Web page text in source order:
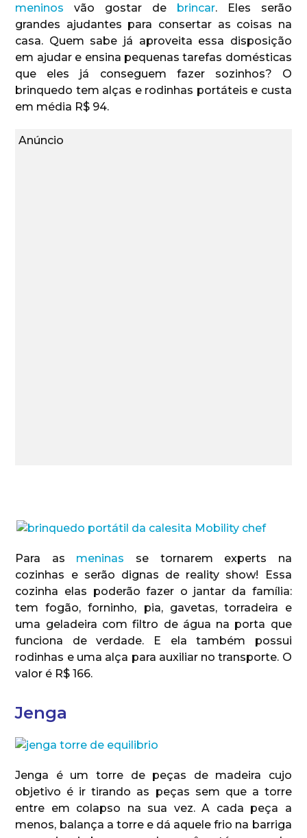
meninos vão gostar de brincar. Eles serão
grandes ajudantes para consertar as coisas na
casa. Quem sabe já aproveita essa disposição
em ajudar e ensina pequenas tarefas domésticas
que eles já conseguem fazer sozinhos? O
brinquedo tem alças e rodinhas portáteis e custa
em média R$ 94.
Anúncio
Para as meninas se tornarem experts na
cozinhas e serão dignas de reality show! Essa
cozinha elas poderão fazer o jantar da família:
tem fogão, forninho, pia, gavetas, torradeira e
uma geladeira com filtro de água na porta que
funciona de verdade. E ela também possui
rodinhas e uma alça para auxiliar no transporte. O
valor é R$ 166.
Jenga
Jenga é um torre de peças de madeira cujo
objetivo é ir tirando as peças sem que a torre
entre em colapso na sua vez. A cada peça a
menos, balança a torre e dá aquele frio na barriga